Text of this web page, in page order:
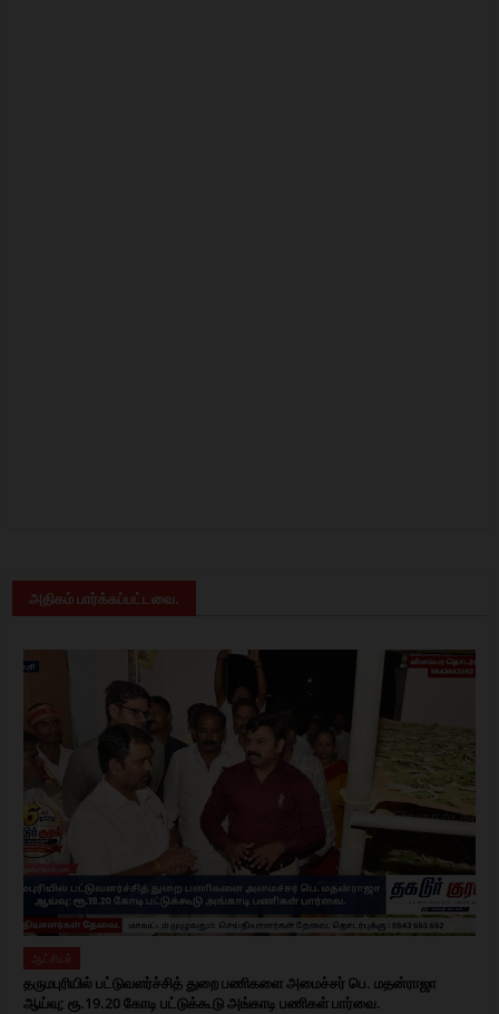
அதிகம் பார்க்கப்பட்டவை.
ஆட்சியர்
தருமபுரியில் பட்டுவளர்ச்சித் துறை பணிகளை அமைச்சர் பெ. மதன்ராஜா
ஆய்வு; ரூ.19.20 கோடி பட்டுக்கூடு அங்காடி பணிகள் பார்வை.